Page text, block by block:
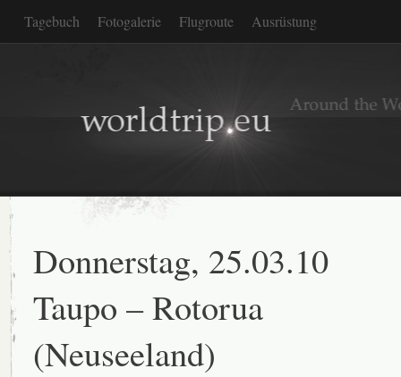
Tagebuch Fotogalerie Flugroute Ausrüstung
Donnerstag, 25.03.10
Taupo – Rotorua
(Neuseeland)